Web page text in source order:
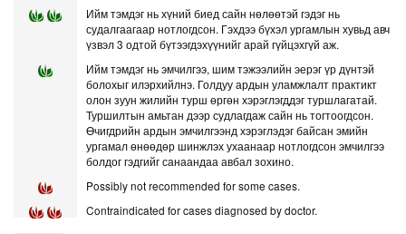
Ийм тэмдэг нь хүний биед сайн нөлөөтэй гэдэг нь
судалгаагаар нотлогдсон. Гэхдээ бүхэл ургамлын хувьд авч
үзвэл 3 одтой бүтээгдэхүүнийг арай гүйцэхгүй аж.
Ийм тэмдэг нь эмчилгээ, шим тэжээлийн эерэг үр дүнтэй
болохыг илэрхийлнэ. Голдуу ардын уламжлалт практикт
олон зуун жилийн турш өргөн хэрэглэгддэг туршлагатай.
Туршилтын амьтан дээр судлагдаж сайн нь тогтоогдсон.
Өчигдрийн ардын эмчилгээнд хэрэглэдэг байсан эмийн
ургамал өнөөдөр шинжлэх ухаанаар нотлогдсон эмчилгээ
болдог гэдгийг санаандаа авбал зохино.
Possibly not recommended for some cases.
Contraindicated for cases diagnosed by doctor.